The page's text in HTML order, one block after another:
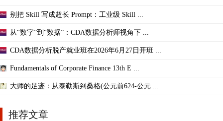
别把 Skill 写成超长 Prompt：工业级 Skill ...
从“数字”到“数据”：CDA数据分析师视角下 ...
CDA数据分析脱产就业班在2026年6月27日开班 ...
Fundamentals of Corporate Finance 13th E ...
大师的足迹：从泰勒斯到桑格(公元前624-公元 ...
推荐文章